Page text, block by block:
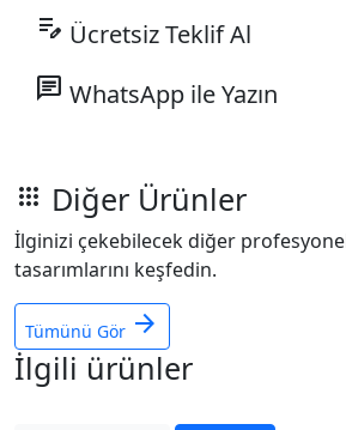
edit_note Ücretsiz Teklif Al
chat WhatsApp ile Yazın
apps Diğer Ürünler
İlginizi çekebilecek diğer
tasarımlarını keşfedin.
Tümünü Gör arrow_forward
İlgili ürünler